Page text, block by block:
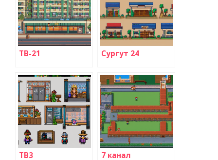
ТВ-21 Сургут 24
ТВ3 7 канал